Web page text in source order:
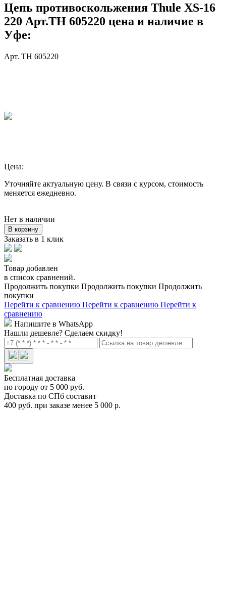
Цепь противоскольжения Thule XS-16
220 Арт.TH 605220 цена и наличие в
Уфе:
Арт. TH 605220
Цена:
Уточняйте актуальную цену. В связи с курсом, стоимость
меняется ежедневно.
Нет в наличии
В корзину
Заказать в 1 клик
Товар добавлен
в список сравнений.
Продолжить покупки Продолжить покупки Продолжить
покупки
Перейти к сравнению Перейти к сравнению Перейти к
сравнению
Напишите в WhatsApp
Нашли дешевле? Сделаем скидку!
Бесплатная доставка
по городу от 5 000 руб.
Доставка по СПб составит
400 руб. при заказе менее 5 000 р.